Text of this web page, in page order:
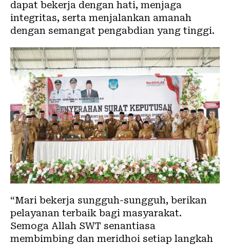
dapat bekerja dengan hati, menjaga
integritas, serta menjalankan amanah
dengan semangat pengabdian yang tinggi.
“Mari bekerja sungguh-sungguh, berikan
pelayanan terbaik bagi masyarakat.
Semoga Allah SWT senantiasa
membimbing dan meridhoi setiap langkah